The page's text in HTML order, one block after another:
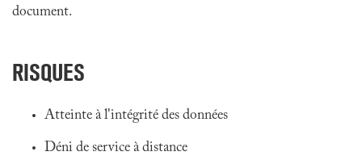
document.
RISQUES
Atteinte à l'intégrité des données
Déni de service à distance